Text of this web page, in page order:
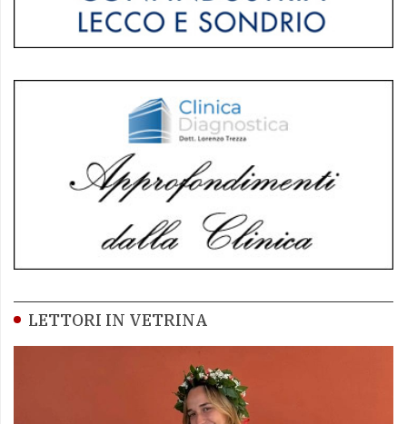
LETTORI IN VETRINA